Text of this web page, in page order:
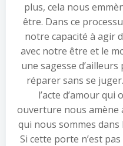
plus, cela nous
être. Dans ce
notre capacité à agir
avec notre être et le
une sagesse
réparer sans se
l’acte d’amour
ouverture nous amène
qui nous sommes
Si cette porte n’est